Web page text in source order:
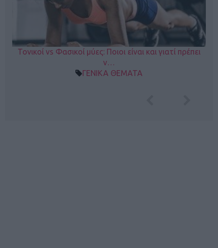
Τονικοί vs Φασικοί μύες: Ποιοι είναι και γιατί πρέπει
ν…
ΓΕΝΙΚΑ ΘΕΜΑΤΑ